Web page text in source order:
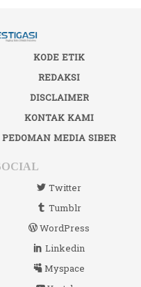
KODE ETIK
REDAKSI
DISCLAIMER
KONTAK KAMI
PEDOMAN MEDIA SIBER
Twitter
Tumblr
WordPress
Linkedin
Myspace